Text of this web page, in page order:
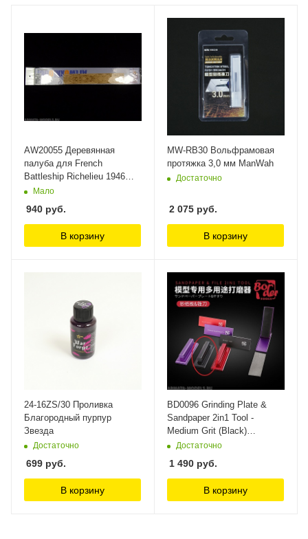
AW20055 Деревянная
палуба для French
Battleship Richelieu 1946
ArtWox Model
Мало
940 руб.
В корзину
MW-RB30 Вольфрамовая
протяжка 3,0 мм ManWah
Достаточно
2 075 руб.
В корзину
24-16ZS/30 Проливка
Благородный пурпур
Звезда
Достаточно
699 руб.
В корзину
BD0096 Grinding Plate &
Sandpaper 2in1 Tool -
Medium Grit (Black)
BORDER MODELS
Достаточно
1 490 руб.
В корзину